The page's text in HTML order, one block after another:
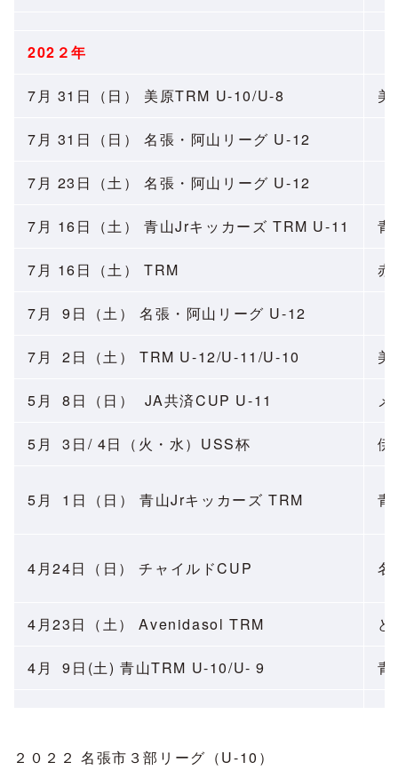
202２年
7月 31日（日） 美原TRM U-10/U-8 美
7月 31日（日） 名張・阿山リーグ U-12
7月 23日（土） 名張・阿山リーグ U-12
7月 16日（土） 青山Jrキッカーズ TRM U-11 青
7月 16日（土） TRM 赤
7月 9日（土） 名張・阿山リーグ U-12
7月 2日（土） TRM U-12/U-11/U-10 美
5月 8日（日） JA共済CUP U-11
5月 3日/ 4日（火・水）USS杯 伊
5月 1日（日） 青山Jrキッカーズ TRM 青
4月24日（日） チャイルドCUP 名
4月23日（土） Avenidasol TRM
4月 9日(土) 青山TRM U-10/U- 9 青
２０２２ 名張市３部リーグ（U-10）